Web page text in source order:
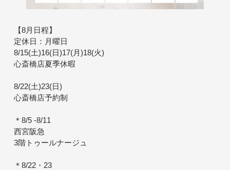
【8月日程】
定休日：月曜日
8/15(土)16(日)17(月)18(火)
心斎橋店夏季休暇
8/22(土)23(日)
心斎橋店予約制
＊8/5 -8/11
西宮阪急
3階トゥールナージュ
＊8/22・23